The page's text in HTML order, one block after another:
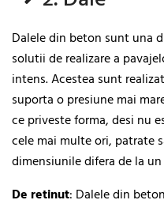
Dalele din beton sunt una
solutii de realizare a
intens. Acestea sunt
suporta o presiune mai
ce priveste forma, desi nu
cele mai multe ori, patrate
dimensiunile difera de la
De retinut: Dalele din